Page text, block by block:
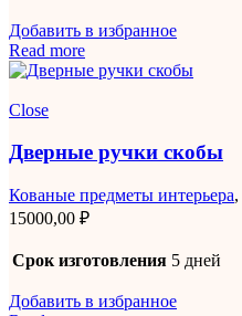
Добавить в избранное
Read more
Close
Дверные ручки скобы
Кованые предметы интерьера,
15000,00 ₽
Срок изготовления 5 дней
Добавить в избранное